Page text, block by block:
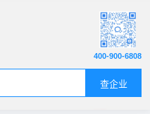
查企业
400-900-6808